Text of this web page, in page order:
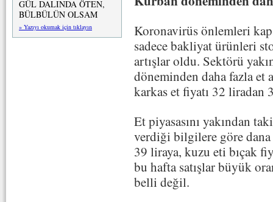
GÜL DALINDA ÖTEN,
BÜLBÜLÜN OLSAM
» Yazıyı okumak için tıklayın
Koronavirüs önlemleri
sadece bakliyat ürünleri
artışlar oldu. Sektörü
döneminden daha fazla et
karkas et fiyatı 32 liradan
Et piyasasını yakından
verdiği bilgilere göre dana
39 liraya, kuzu eti bıçak
bu hafta satışlar büyük
belli değil.